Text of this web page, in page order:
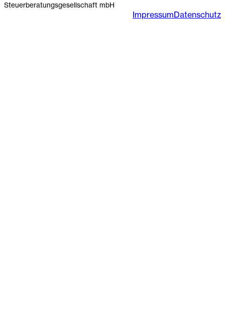
Steuerberatungsgesellschaft mbH
ImpressumDatenschutz